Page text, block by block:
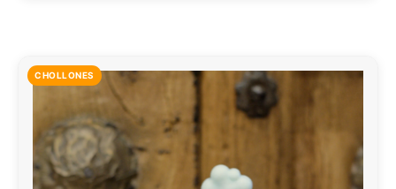
CHOLLONES